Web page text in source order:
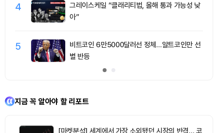
4
그레이스케일 “클래리티법, 올해 통과 가능성 낮
아”
5
비트코인 6만5000달러선 정체…알트코인만 선
별 반등
지금 꼭 알아야 할 리포트
[마켓분석] 세계에서 가장 소외됐던 시장의 반격… 코